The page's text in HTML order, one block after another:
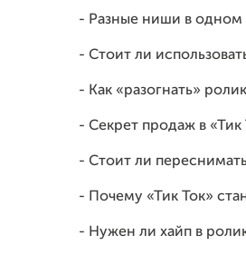
- Разные ниши в одном
- Стоит ли
- Как «разогнать»
- Секрет продаж в «Тик
- Стоит ли
- Почему «Тик Ток»
- Нужен ли хайп в